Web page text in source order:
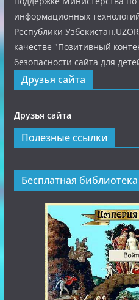
информационных
Республики
качестве "Позитивный
безопасности сайта для
Друзья сайта
Друзья сайта
Полезные ссылки
Бесплатная библиотека